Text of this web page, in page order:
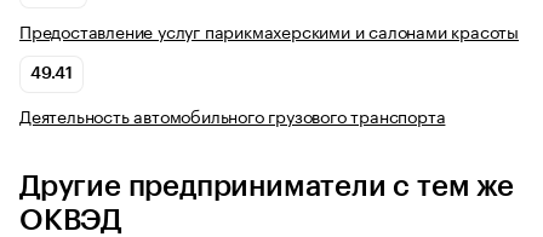
Предоставление услуг парикмахерскими и салонами красоты
49.41
Деятельность автомобильного грузового транспорта
Другие предприниматели с тем же
ОКВЭД